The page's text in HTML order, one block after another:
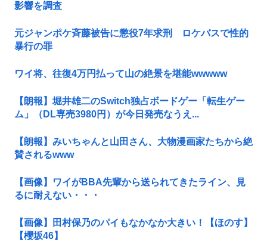
影響を調査
元ジャンポケ斉藤被告に懲役7年求刑 ロケバスで性的
暴行の罪
ワイ将、往復4万円払って山の絶景を堪能wwwww
【朗報】堀井雄二のSwitch独占ボードゲー「転生ゲー
ム」（DL専売3980円）が今日発売なうえ...
【朗報】みいちゃんと山田さん、大物漫画家たちから絶
賛されるwww
【画像】ワイがBBA先輩から送られてきたライン、見
るに耐えない・・・
【画像】田村保乃のパイもなかなか大きい！【ほのす】
【櫻坂46】